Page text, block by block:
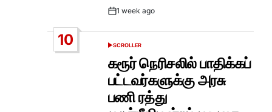
Post1 week ago
10
POSTED
SCROLLER
கரூர் நெரிசலில் பாதிக்கப்
பட்டவர்களுக்கு அரசு
பணி ரத்து